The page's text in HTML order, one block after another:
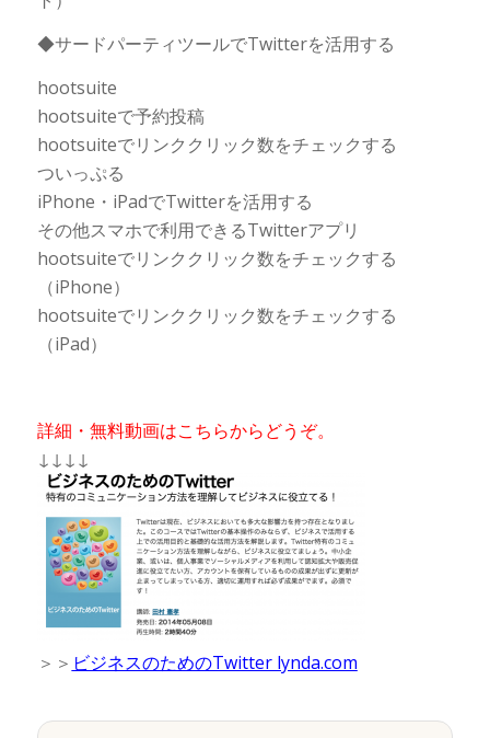
◆サードパーティツールでTwitterを活用する
hootsuite
hootsuiteで予約投稿
hootsuiteでリンククリック数をチェックする
ついっぷる
iPhone・iPadでTwitterを活用する
その他スマホで利用できるTwitterアプリ
hootsuiteでリンククリック数をチェックする
（iPhone）
hootsuiteでリンククリック数をチェックする
（iPad）
詳細・無料動画はこちらからどうぞ。
↓↓↓↓
＞＞ ビジネスのためのTwitter lynda.com